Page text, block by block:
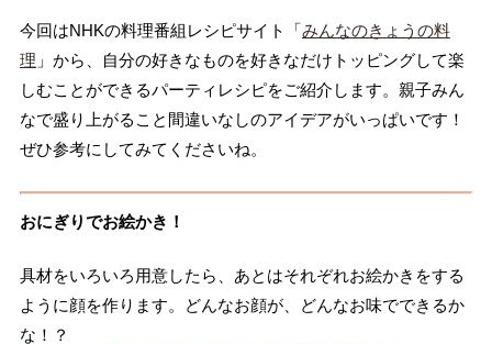
今回はNHKの料理番組レシピサイト「みんなのきょうの料
理 」から、自分の好きなものを好きなだけトッピングして楽
しむことができるパーティレシピをご紹介します。親子みん
なで盛り上がること間違いなしのアイデアがいっぱいです！
ぜひ参考にしてみてくださいね。
おにぎりでお絵かき！
具材をいろいろ用意したら、あとはそれぞれお絵かきをする
ように顔を作ります。どんなお顔が、どんなお味でできるか
な！？